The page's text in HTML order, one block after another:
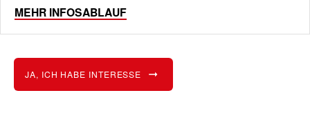
MEHR INFOSABLAUF
JA, ICH HABE INTERESSE